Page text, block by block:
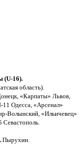
16).
область).
«Карпаты» Львов,
Одесса, «Арсенал»
Волынский, «Ильичевец»